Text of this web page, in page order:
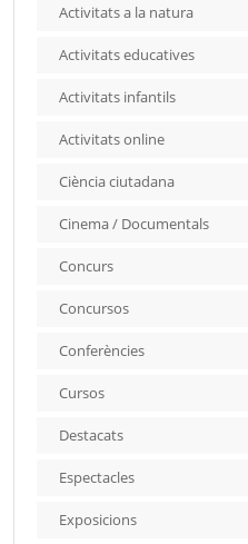
Activitats a la natura
Activitats educatives
Activitats infantils
Activitats online
Ciència ciutadana
Cinema / Documentals
Concurs
Concursos
Conferències
Cursos
Destacats
Espectacles
Exposicions